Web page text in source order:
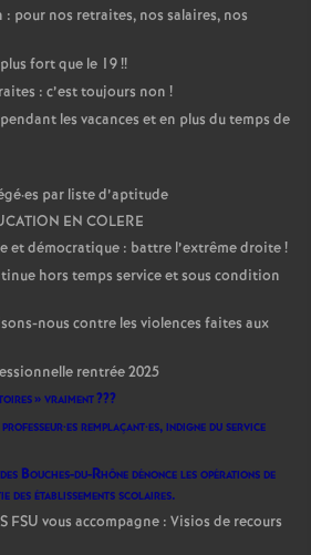
: pour nos retraites, nos salaires, nos
fort que le 19!!
: c’est toujours non !
les vacances et en plus du temps de
·es par liste d’aptitude
EN COLERE
et démocratique : battre l’extrême droite!
hors temps service et sous condition
nous contre les violences faites aux
rentrée 2025
» vraiment???
·es remplaçant·es, indigne du service
Bouches-du-Rhône dénonce les opérations de
des établissements scolaires.
FSU vous accompagne : Visios de recours